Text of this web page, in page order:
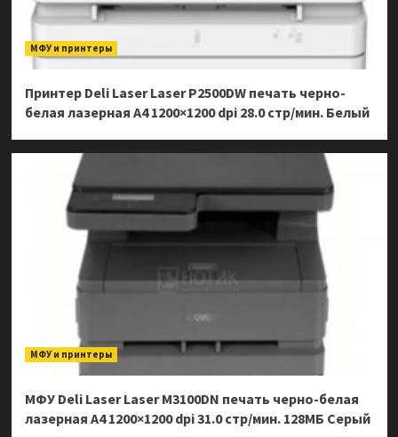
МФУ и принтеры
Принтер Deli Laser Laser P2500DW печать черно-
белая лазерная A4 1200×1200 dpi 28.0 стр/мин. Белый
МФУ и принтеры
МФУ Deli Laser Laser M3100DN печать черно-белая
лазерная A4 1200×1200 dpi 31.0 стр/мин. 128МБ Серый